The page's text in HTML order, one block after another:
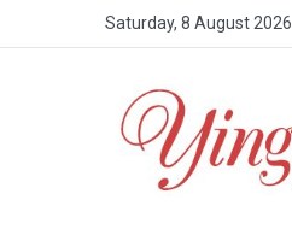
Saturday, 8 August 2026